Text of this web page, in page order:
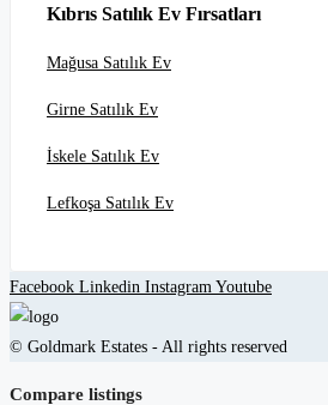
Kıbrıs Satılık Ev Fırsatları
Mağusa Satılık Ev
Girne Satılık Ev
İskele Satılık Ev
Lefkoşa Satılık Ev
Facebook Linkedin Instagram Youtube
© Goldmark Estates - All rights reserved
Compare listings